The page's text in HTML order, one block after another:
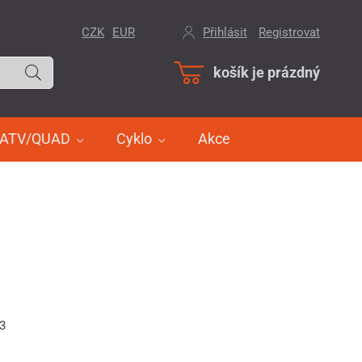
košík je prázdný
ATV/QUAD Cyklo Akce
CZK EUR Přihlásit Registrovat